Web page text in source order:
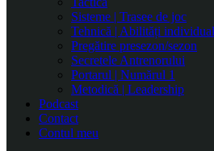
Sisteme | Trasee de joc
Tehnică | Abilități
Pregătire presezon/sezon
Secretele Antrenorului
Portarul | Numărul 1
Metodică | Leadership
Podcast
Contact
Contul meu